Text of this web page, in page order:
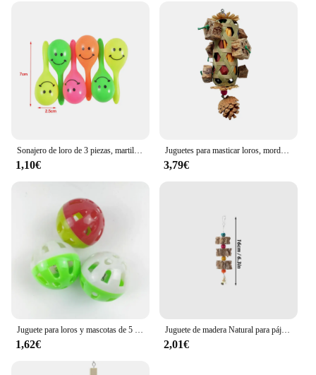
1,10€
Juguetes para masticar loros, mordedura colgante, Crinkles de trituración coloridos de madera, Foraging Natural Sola para productos para mascotas, suministros para pájaros
3,79€
Juguete para loros y mascotas de 5 piezas, Bola de campana giratoria hueca colorida, juguete para pájaros, periquito, cacatúa, jaula para masticar, Juguetes Divertidos para pájaros
1,62€
Juguete de madera Natural para pájaros y loros, decoración de jaula, suministros para masticar, cartón, D9252
2,01€